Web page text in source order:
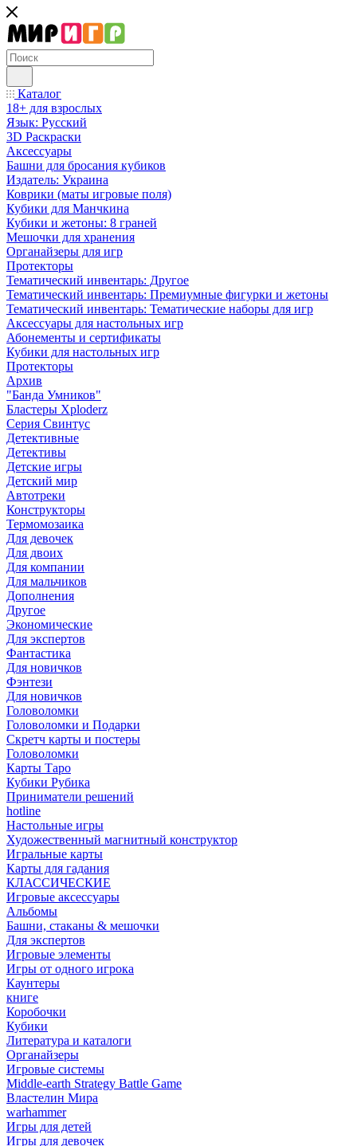
Каталог
18+ для взрослых
Язык: Русский
3D Раскраски
Аксессуары
Башни для бросания кубиков
Издатель: Украина
Коврики (маты игровые поля)
Кубики для Манчкина
Кубики и жетоны: 8 граней
Мешочки для хранения
Органайзеры для игр
Протекторы
Тематический инвентарь: Другое
Тематический инвентарь: Премиумные фигурки и жетоны
Тематический инвентарь: Тематические наборы для игр
Аксессуары для настольных игр
Абонементы и сертификаты
Кубики для настольных игр
Протекторы
Архив
"Банда Умников"
Бластеры Xploderz
Cерия Свинтус
Детективные
Детективы
Детские игры
Детский мир
Автотреки
Конструкторы
Термомозаика
Для девочек
Для двоих
Для компании
Для мальчиков
Дополнения
Другое
Экономические
Для экспертов
Фантастика
Для новичков
Фэнтези
Для новичков
Головоломки
Головоломки и Подарки
Cкретч карты и постеры
Головоломки
Карты Таро
Кубики Рубика
Приниматели решений
hotline
Настольные игры
Художественный магнитный конструктор
Игральные карты
Карты для гадания
КЛАССИЧЕСКИЕ
Игровые аксессуары
Альбомы
Башни, стаканы & мешочки
Для экспертов
Игровые элементы
Игры от одного игрока
Каунтеры
книге
Коробочки
Кубики
Литература и каталоги
Органайзеры
Игровые системы
Middle-earth Strategy Battle Game
Властелин Мира
warhammer
Игры для детей
Игры для девочек